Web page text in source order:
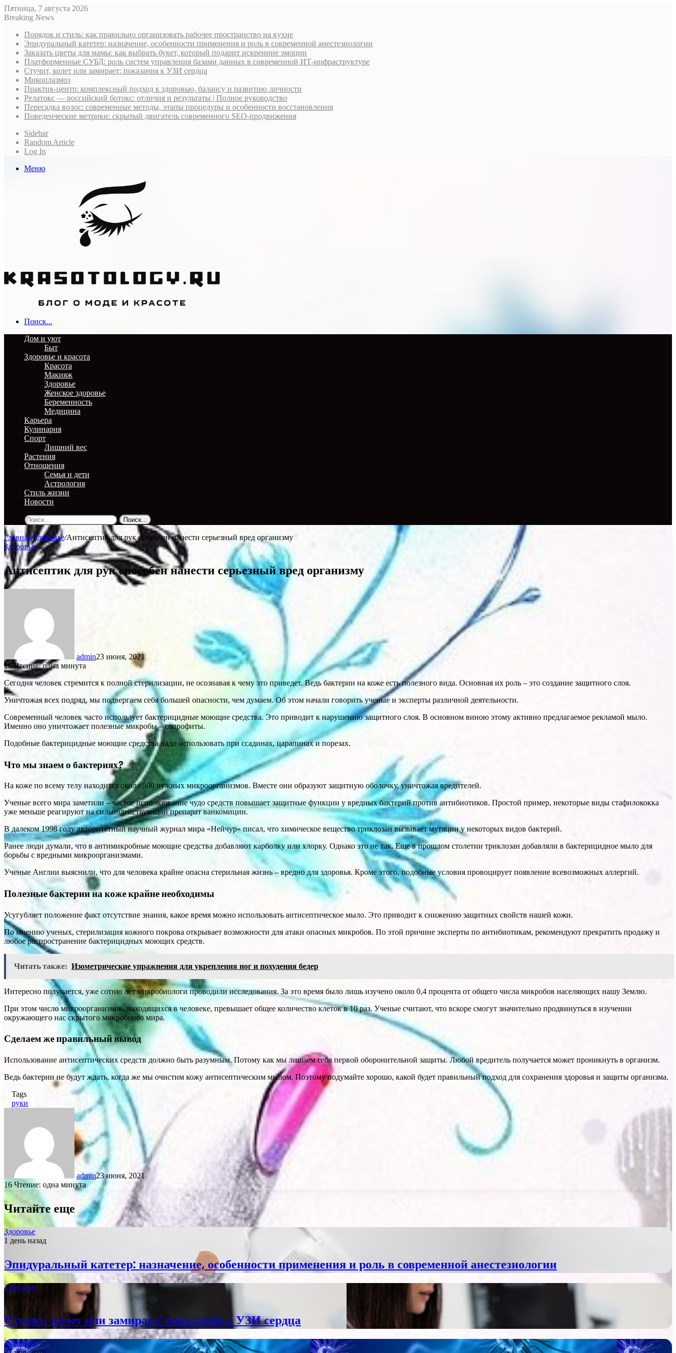
Пятница, 7 августа 2026
Breaking News
Порядок и стиль: как правильно организовать рабочее пространство на кухне
Эпидуральный катетер: назначение, особенности применения и роль в современной анестезиологии
Заказать цветы для мамы: как выбрать букет, который подарит искренние эмоции
Платформенные СУБД: роль систем управления базами данных в современной ИТ-инфраструктуре
Стучит, колет или замирает: показания к УЗИ сердца
Микоплазмоз
Практик-центр: комплексный подход к здоровью, балансу и развитию личности
Релатокс — российский ботокс: отличия и результаты | Полное руководство
Пересадка волос: современные методы, этапы процедуры и особенности восстановления
Поведенческие метрики: скрытый двигатель современного SEO-продвижения
Sidebar
Random Article
Log In
Меню
Поиск...
Дом и уют
Быт
Здоровье и красота
Красота
Макияж
Здоровье
Женское здоровье
Беременность
Медицина
Карьера
Кулинария
Спорт
Лишний вес
Растения
Отношения
Семья и дети
Астрология
Стиль жизни
Новости
Поиск...
Главная/Здоровье/Антисептик для рук способен нанести серьезный вред организму
Здоровье
Антисептик для рук способен нанести серьезный вред организму
admin23 июня, 2021
16Чтение: одна минута
Сегодня человек стремится к полной стерилизации, не осознавая к чему это приведет. Ведь бактерии на коже есть полезного вида. Основная их роль – это создание защитного слоя.
Уничтожая всех подряд, мы подвергаем себя большей опасности, чем думаем. Об этом начали говорить ученые и эксперты различной деятельности.
Современный человек часто использует бактерицидные моющие средства. Это приводит к нарушению защитного слоя. В основном виною этому активно предлагаемое рекламой мыло.
Именно оно уничтожает полезные микробы – сапрофиты.
Подобные бактерицидные моющие средства надо использовать при ссадинах, царапинах и порезах.
Что мы знаем о бактериях?
На коже по всему телу находится около 500 нужных микроорганизмов. Вместе они образуют защитную оболочку, уничтожая вредителей.
Ученые всего мира заметили – частое использование чудо средств повышает защитные функции у вредных бактерий против антибиотиков. Простой пример, некоторые виды стафилококка
уже меньше реагируют на сильнодействующий препарат ванкомицин.
В далеком 1998 году авторитетный научный журнал мира «Нейчур» писал, что химическое вещество триклозан вызывает мутации у некоторых видов бактерий.
Ранее люди думали, что в антимикробные моющие средства добавляют карболку или хлорку. Однако это не так. Еще в прошлом столетии триклозан добавляли в бактерицидное мыло для
борьбы с вредными микроорганизмами.
Ученые Англии выяснили, что для человека крайне опасна стерильная жизнь – вредно для здоровья. Кроме этого, подобные условия провоцирует появление всевозможных аллергий.
Полезные бактерии на коже крайне необходимы
Усугубляет положение факт отсутствие знания, какое время можно использовать антисептическое мыло. Это приводит к снижению защитных свойств нашей кожи.
По мнению ученых, стерилизация кожного покрова открывает возможности для атаки опасных микробов. По этой причине эксперты по антибиотикам, рекомендуют прекратить продажу и
любое распространение бактерицидных моющих средств.
Читать также: Изометрические упражнения для укрепления ног и похудения бедер
Интересно получается, уже сотню лет микробиологи проводили исследования. За это время было лишь изучено около 0,4 процента от общего числа микробов населяющих нашу Землю.
При этом число микроорганизмов, находящихся в человеке, превышает общее количество клеток в 10 раз. Ученые считают, что вскоре смогут значительно продвинуться в изучении
окружающего нас скрытого микробного мира.
Сделаем же правильный вывод
Использование антисептических средств должно быть разумным. Потому как мы лишаем себя первой оборонительной защиты. Любой вредитель получается может проникнуть в организм.
Ведь бактерии не будут ждать, когда же мы очистим кожу антисептическим мылом. Поэтому подумайте хорошо, какой будет правильный подход для сохранения здоровья и защиты организма.
Tags
руки
admin23 июня, 2021
16 Чтение: одна минута
Читайте еще
Здоровье
1 день назад
Эпидуральный катетер: назначение, особенности применения и роль в современной анестезиологии
Здоровье
1 июня, 2026
Стучит, колет или замирает: показания к УЗИ сердца
Здоровье